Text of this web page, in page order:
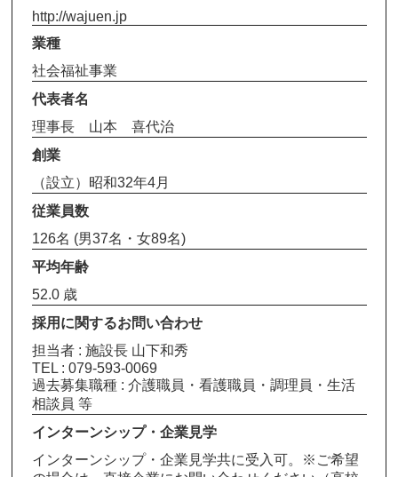
http://wajuen.jp
業種
社会福祉事業
代表者名
理事長 山本 喜代治
創業
（設立）昭和32年4月
従業員数
126名 (男37名・女89名)
平均年齢
52.0 歳
採用に関するお問い合わせ
担当者 : 施設長 山下和秀
TEL : 079-593-0069
過去募集職種 : 介護職員・看護職員・調理員・生活
相談員 等
インターンシップ・企業見学
インターンシップ・企業見学共に受入可。※ご希望